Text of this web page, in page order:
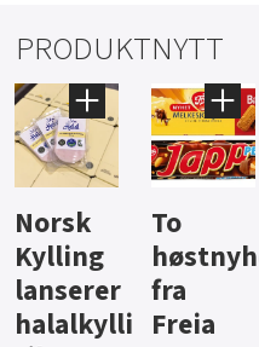
PRODUKTNYTT
Knalltall
for Açai
Bowl
Aass vil
bli
i lite-